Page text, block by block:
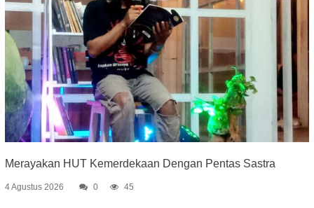
Merayakan HUT Kemerdekaan Dengan Pentas Sastra
4 Agustus 2026 0 45